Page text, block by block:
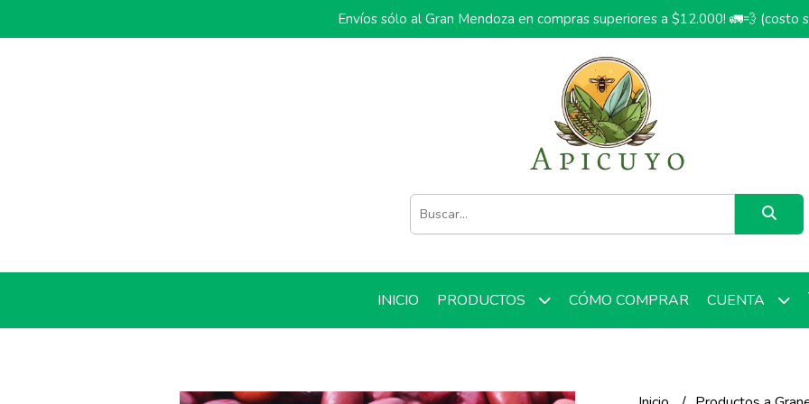
Envíos sólo al Gran Mendoza en compras superiores a $12.000! 🚛💨 (costo
INICIO PRODUCTOS CÓMO COMPRAR CUENTA